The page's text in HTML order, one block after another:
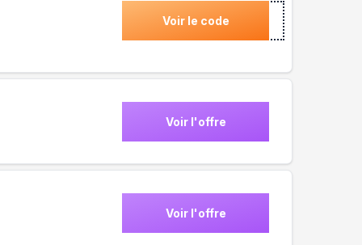
Voir le code
Voir l'offre
Voir l'offre